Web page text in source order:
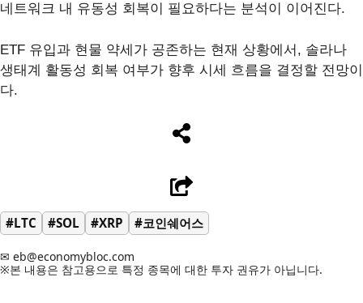
네트워크 내 유동성 회복이 필요하다는 분석이 이어진다.
ETF 유입과 현물 약세가 공존하는 현재 상황에서, 솔라나
생태계 활동성 회복 여부가 향후 시세 흐름을 결정할 전망이
다.
#LTC #SOL #XRP #코인쉐어스
✉ eb@economybloc.com
※본 내용은 참고용으로 특정 종목에 대한 투자 권유가 아닙니다.